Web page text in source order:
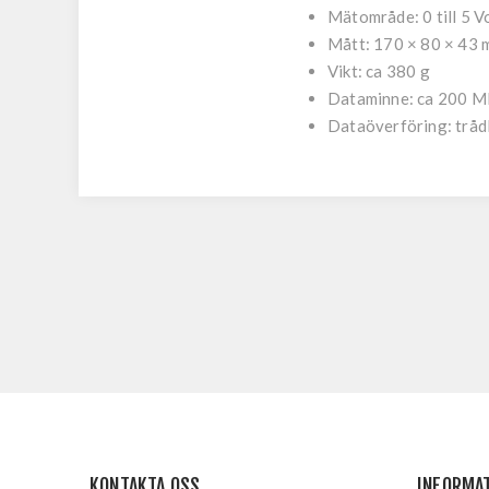
Mätområde: 0 till 5
Mått: 170 × 80 × 43
Vikt: ca 380 g
Dataminne: ca 200
Dataöverföring: